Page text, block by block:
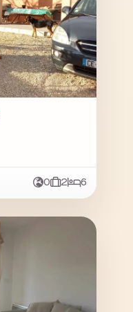
0 2 6